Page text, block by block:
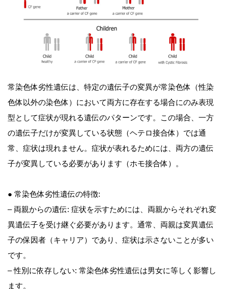
常染色体劣性遺伝は、特定の遺伝子の変異が常染色体（性染
色体以外の染色体）において両方に存在する場合にのみ表現
型として症状が現れる遺伝のパターンです。この場合、一方
の遺伝子だけが変異している状態（ヘテロ接合体）では通
常、症状は現れません。症状が表れるためには、両方の遺伝
子が変異している必要があります（ホモ接合体）。
● 常染色体劣性遺伝の特徴:
– 両親からの遺伝: 症状を示すためには、両親からそれぞれ変
異遺伝子を受け継ぐ必要があります。通常、両親は変異遺伝
子の保因者（キャリア）であり、症状は示さないことが多い
です。
– 性別に依存しない: 常染色体劣性遺伝は男女に等しく影響し
ます。